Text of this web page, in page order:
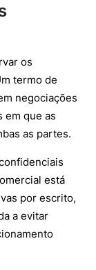
os
termo de
negociações
em que as
as partes.
está
por escrito,
a evitar